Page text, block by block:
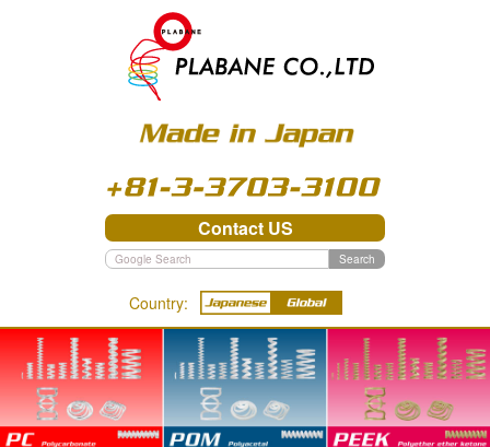
Contact US
Search
Country:
PC - Polycarbonate
POM - Polyacetal
PEEK - Polyether ether
ketone